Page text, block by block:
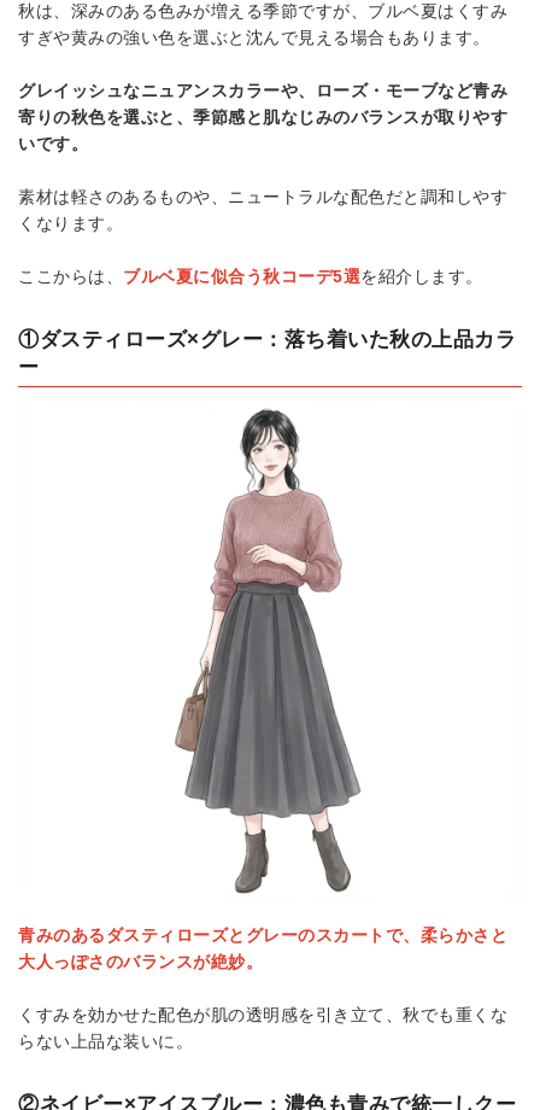
秋は、深みのある色みが増える季節ですが、ブルベ夏はくすみ
すぎや黄みの強い色を選ぶと沈んで見える場合もあります。
グレイッシュなニュアンスカラーや、ローズ・モーブなど青み
寄りの秋色を選ぶと、季節感と肌なじみのバランスが取りやす
いです。
素材は軽さのあるものや、ニュートラルな配色だと調和しやす
くなります。
ここからは、 ブルベ夏に似合う秋コーデ5選を紹介します。
①ダスティローズ×グレー：落ち着いた秋の上品カラ
ー
青みのあるダスティローズとグレーのスカートで、柔らかさと
大人っぽさのバランスが絶妙。
くすみを効かせた配色が肌の透明感を引き立て、秋でも重くな
らない上品な装いに。
②ネイビー×アイスブルー：濃色も青みで統一しクー